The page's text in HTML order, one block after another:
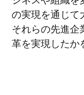
の実現を通じて
それらの先進企
革を実現したか